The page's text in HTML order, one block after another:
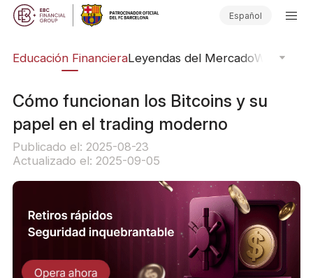
Español
Educación FinancieraLeyendas del MercadoWebinars
Cómo funcionan los Bitcoins y su
papel en el trading moderno
Publicado el: 2025-08-23
Actualizado el: 2025-09-05